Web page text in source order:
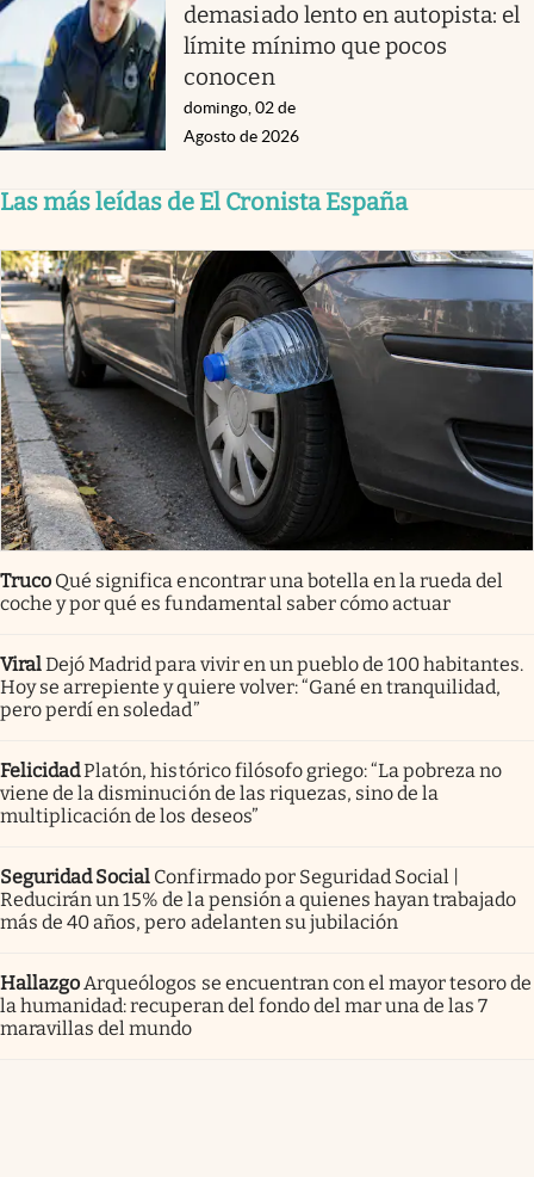
demasiado lento en autopista: el
límite mínimo que pocos
conocen
domingo, 02 de
Agosto de 2026
Las más leídas de El Cronista España
Truco Qué significa encontrar una botella en la rueda del
coche y por qué es fundamental saber cómo actuar
ViralDejó Madrid para vivir en un pueblo de 100 habitantes.
Hoy se arrepiente y quiere volver: “Gané en tranquilidad,
pero perdí en soledad”
FelicidadPlatón, histórico filósofo griego: “La pobreza no
viene de la disminución de las riquezas, sino de la
multiplicación de los deseos”
Seguridad Social Confirmado por Seguridad Social |
Reducirán un 15% de la pensión a quienes hayan trabajado
más de 40 años, pero adelanten su jubilación
HallazgoArqueólogos se encuentran con el mayor tesoro de
la humanidad: recuperan del fondo del mar una de las 7
maravillas del mundo